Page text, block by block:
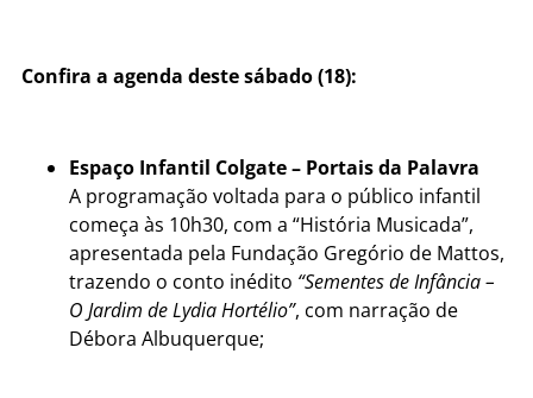
Confira a agenda deste sábado (18):
Espaço Infantil Colgate – Portais da Palavra
A programação voltada para o público infantil
começa às 10h30, com a “História Musicada”,
apresentada pela Fundação Gregório de Mattos,
trazendo o conto inédito “Sementes de Infância –
O Jardim de Lydia Hortélio”, com narração de
Débora Albuquerque;